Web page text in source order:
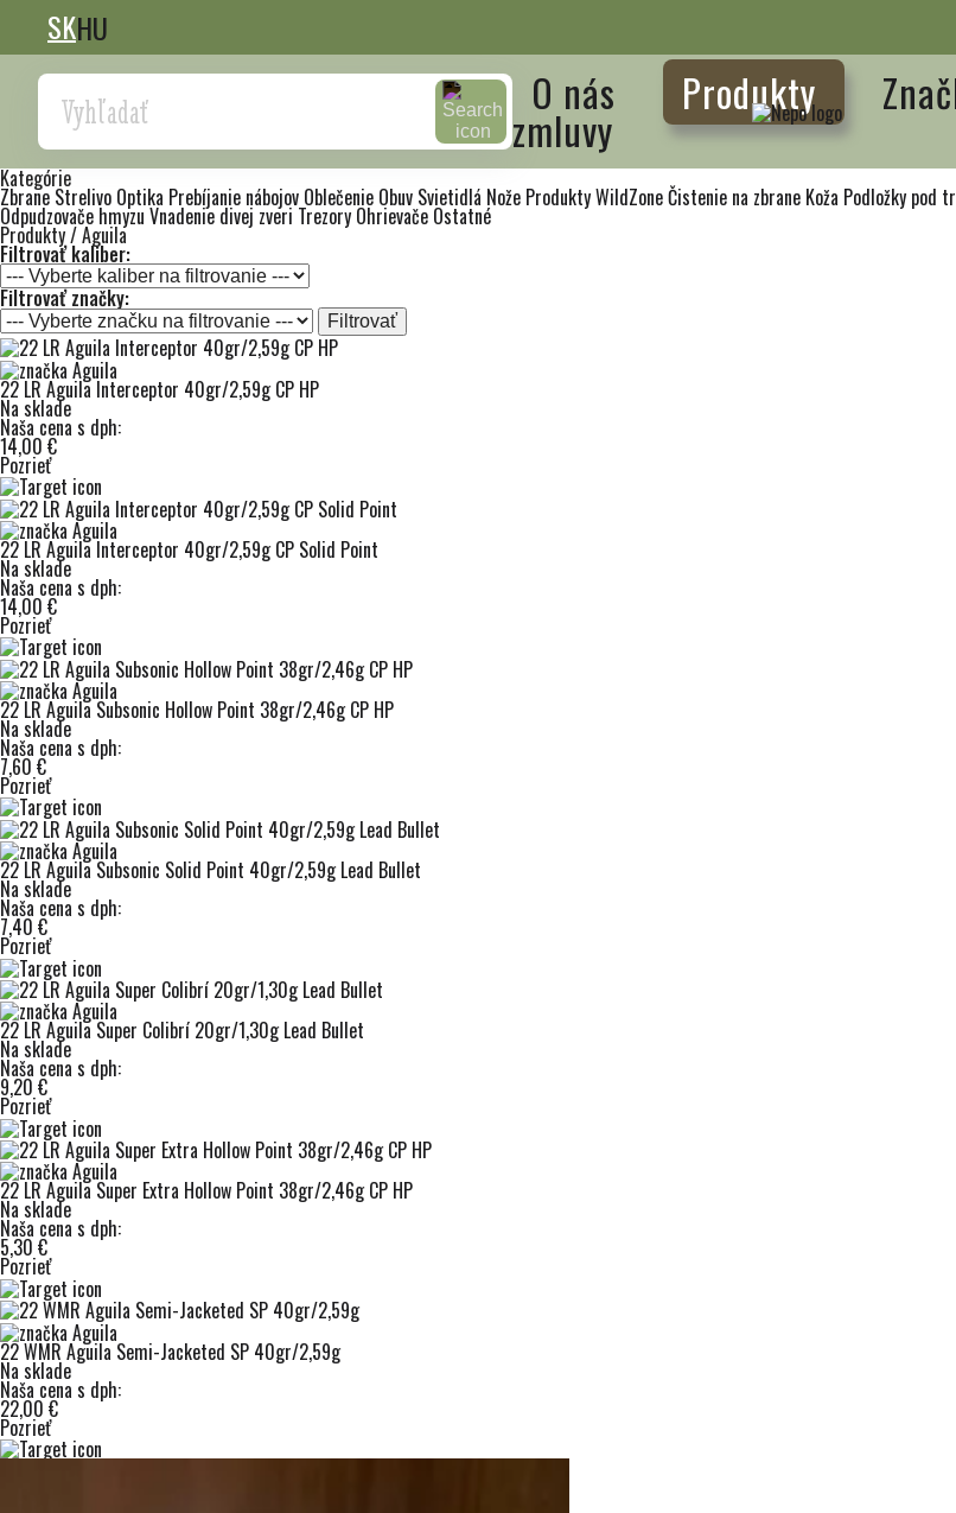
SKHU
Search O nás Produkty
zmluvy
Kategórie
Zbrane Strelivo Optika Prebíjanie nábojov Oblečenie Obuv Svietidlá Nože Produkty WildZoneČistenie na zbrane Koža Podložky pod
Odpudzovače hmyzu Vnadenie divej zveri Trezory Ohrievače Ostatné
Produkty / Aguila
Filtrovať kaliber:
Filtrovať značky:
Filtrovať
22 LR Aguila Interceptor 40gr/2,59g CP HP
Na sklade
Naša cena s dph:
14,00 €
Pozrieť
22 LR Aguila Interceptor 40gr/2,59g CP Solid Point
Na sklade
Naša cena s dph:
14,00 €
Pozrieť
22 LR Aguila Subsonic Hollow Point 38gr/2,46g CP HP
Na sklade
Naša cena s dph:
7,60 €
Pozrieť
22 LR Aguila Subsonic Solid Point 40gr/2,59g Lead Bullet
Na sklade
Naša cena s dph:
7,40 €
Pozrieť
22 LR Aguila Super Colibrí 20gr/1,30g Lead Bullet
Na sklade
Naša cena s dph:
9,20 €
Pozrieť
22 LR Aguila Super Extra Hollow Point 38gr/2,46g CP HP
Na sklade
Naša cena s dph:
5,30 €
Pozrieť
22 WMR Aguila Semi-Jacketed SP 40gr/2,59g
Na sklade
Naša cena s dph:
22,00 €
Pozrieť